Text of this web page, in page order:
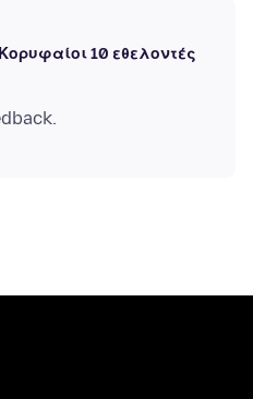
Κορυφαίοι 10 εθελοντές